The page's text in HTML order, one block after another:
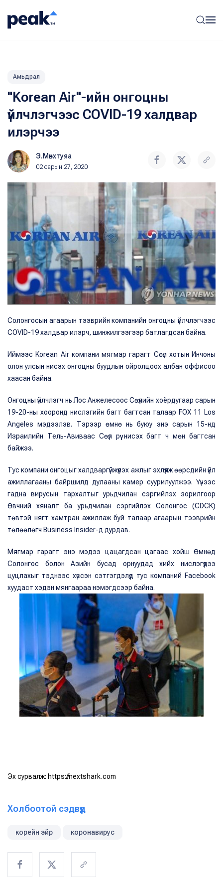
Амьдрал
"Korean Air"-ийн онгоцны
үйлчлэгчээс COVID-19 халдвар
илэрчээ
Э.Мөнхтуяа
02 сарын 27, 2020
Солонгосын агаарын тээврийн компанийн онгоцны үйлчлэгчээс
COVID-19 халдвар илэрч, шинжилгээгээр батлагдсан байна.
Иймээс Korean Air компани мягмар гарагт Сөүл хотын Инчоны
олон улсын нисэх онгоцны буудлын ойролцоох албан оффисоо
хаасан байна.
Онгоцны үйлчлэгч нь Лос Анжелесоос Сөүлийн хоёрдугаар сарын
19-20-ны хооронд нислэгийн багт багтсан талаар FOX 11 Los
Angeles мэдээлэв. Тэрээр өмнө нь буюу энэ сарын 15-нд
Израилийн Тель-Авиваас Сөүл рүү нисэх багт ч мөн багтсан
байжээ.
Тус компани онгоцыг халдваргүйжүүлэх ажлыг эхлүүлж өөрсдийн үйл
ажиллагааны байршилд дулааны камер суурилуулжээ. Үүнээс
гадна вирусын тархалтыг урьдчилан сэргийлэх зорилгоор
Өвчний хяналт ба урьдчилан сэргийлэх Солонгос (CDCK)
төвтэй нягт хамтран ажиллаж буй талаар агаарын тээврийн
төлөөлөгч Business Insider-д дурдав.
Мягмар гарагт энэ мэдээ цацагдсан цагаас хойш Өмнөд
Солонгос болон Азийн бусад орнуудад хийх нислэгүүдээ
цуцлахыг тэднээс хүссэн сэтгэгдэлүүд тус компаний Facebook
хуудаст хэдэн мянгаараа нэмэгдсээр байна.
Эх сурвалж: https://nextshark.com
Холбоотой сэдвүүд
корейн эйр коронавирус